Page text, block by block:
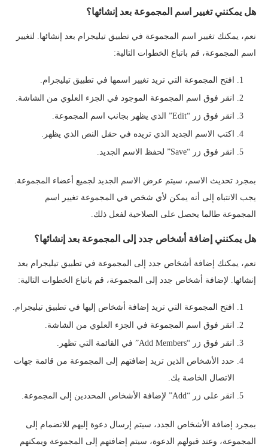
هل يمكنني تغيير اسم المجموعة بعد إنشائها؟
نعم، يمكنك تغيير اسم المجموعة في تطبيق تيليجرام بعد إنشائها. لتغيير
اسم المجموعة، قم باتباع الخطوات التالية:
افتح المجموعة التي تريد تغيير اسمها في تطبيق تيليجرام.
انقر فوق اسم المجموعة الموجود في الجزء العلوي من الشاشة.
انقر فوق زر “Edit” الذي يظهر بجانب اسم المجموعة.
اكتب الاسم الجديد الذي تريده في حقل النص الذي يظهر.
انقر فوق زر “Save” لحفظ الاسم الجديد.
بمجرد تحديث الاسم، سيتم عرض الاسم الجديد لجميع أعضاء المجموعة.
يجب الانتباه إلى أنه يمكن لأي شخص في المجموعة تغيير اسم
المجموعة طالما يحصل على الصلاحية لفعل ذلك.
هل يمكنني إضافة أشخاص جدد إلى المجموعة بعد إنشائها؟
نعم، يمكنك إضافة أشخاص جدد إلى المجموعة في تطبيق تيليجرام بعد
إنشائها. لإضافة أشخاص جدد إلى المجموعة، قم باتباع الخطوات التالية:
افتح المجموعة التي تريد إضافة أشخاص إليها في تطبيق تيليجرام.
انقر فوق اسم المجموعة في الجزء العلوي من الشاشة.
انقر فوق زر “Add Members” في القائمة التي تظهر.
حدد الأشخاص الذين تريد إضافتهم إلى المجموعة من قائمة جهات
الاتصال الخاصة بك.
انقر على زر “Add” لإضافة الأشخاص المحددين إلى المجموعة.
بمجرد إضافة الأشخاص الجدد، سيتم إرسال دعوة إليهم للانضمام إلى
المجموعة، وعند قبولهم الدعوة، سيتم إضافتهم إلى المجموعة ويمكنهم